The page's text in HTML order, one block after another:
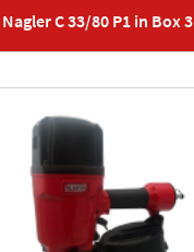
Nagler C 33/80 P1 in Box 3